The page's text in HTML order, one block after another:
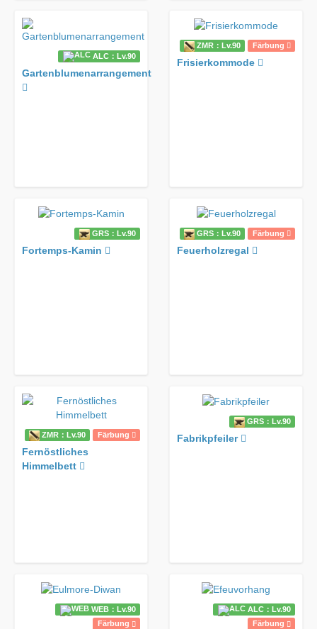
ALC：Lv.90
Gartenblumenarrangement
ZMR：Lv.90 Färbung
Frisierkommode
GRS：Lv.90
Fortemps-Kamin
GRS：Lv.90 Färbung
Feuerholzregal
ZMR：Lv.90 Färbung
Fernöstliches
Himmelbett
GRS：Lv.90
Fabrikpfeiler
WEB：Lv.90
Färbung
ALC：Lv.90
Färbung